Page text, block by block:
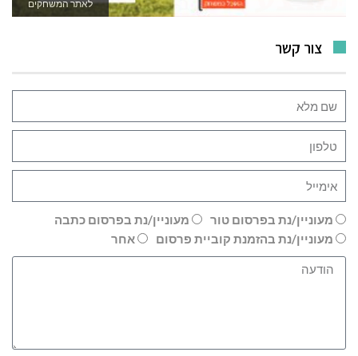
לרכישה
לאתר המשחקים
צור קשר
מעוניין/נת בפרסום טור
מעוניין/נת בפרסום כתבה
מעוניין/נת בהזמנת קוביית פרסום
אחר